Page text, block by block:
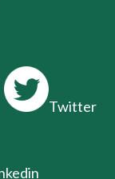
Twitter